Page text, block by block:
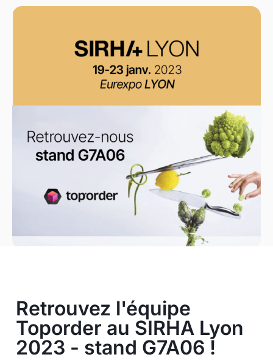
Retrouvez l'équipe
Toporder au SIRHA Lyon
2023 - stand G7A06 !